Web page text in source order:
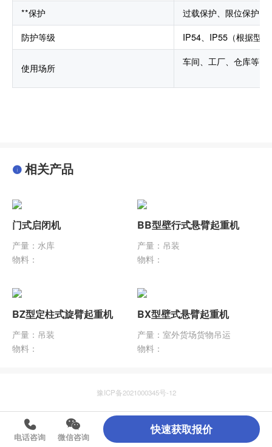
**保护
过载保护、限位保护、
防护等级
IP54、IP55（根据型
使用场所
车间、工厂、仓库等
相关产品
门式启闭机
产量：水库
物料：
BB型壁行式悬臂起重机
产量：吊装
物料：
BZ型定柱式旋臂起重机
产量：吊装
物料：
BX型壁式悬臂起重机
产量：室外货场货物吊运
物料：
豫ICP备2021000345号-12
电话咨询 微信咨询
快速获取报价